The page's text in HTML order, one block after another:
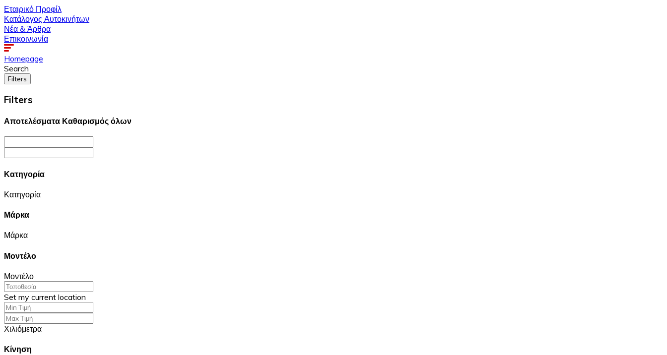
Εταιρικό Προφίλ
Κατάλογος Αυτοκινήτων
Νέα & Άρθρα
Επικοινωνία
Homepage
Search
Filters
Filters
Αποτελέσματα Καθαρισμός όλων
Κατηγορία
Κατηγορία
Μάρκα
Μάρκα
Μοντέλο
Μοντέλο
Set my current location
Χιλιόμετρα
Κίνηση